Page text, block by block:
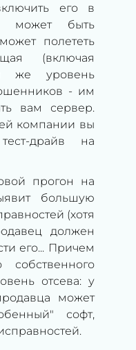
его в
может быть
полететь
(включая
же уровень
- им
вам сервер.
компании вы
драйв на
прогон на
большую
(хотя
должен
его... Причем
отсева: у
может
софт,